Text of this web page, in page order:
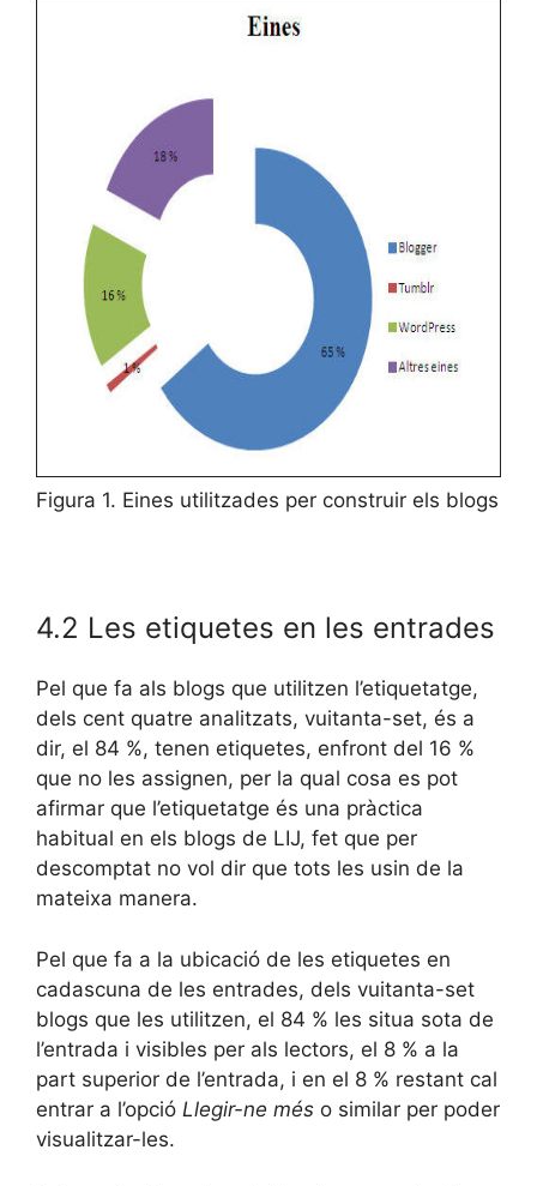
Figura 1. Eines utilitzades per construir els blogs
4.2 Les etiquetes en les entrades
Pel que fa als blogs que utilitzen l’etiquetatge,
dels cent quatre analitzats, vuitanta-set, és a
dir, el 84 %, tenen etiquetes, enfront del 16 %
que no les assignen, per la qual cosa es pot
afirmar que l’etiquetatge és una pràctica
habitual en els blogs de LIJ, fet que per
descomptat no vol dir que tots les usin de la
mateixa manera.
Pel que fa a la ubicació de les etiquetes en
cadascuna de les entrades, dels vuitanta-set
blogs que les utilitzen, el 84 % les situa sota de
l’entrada i visibles per als lectors, el 8 % a la
part superior de l’entrada, i en el 8 % restant cal
entrar a l’opció Llegir-ne més o similar per poder
visualitzar-les.